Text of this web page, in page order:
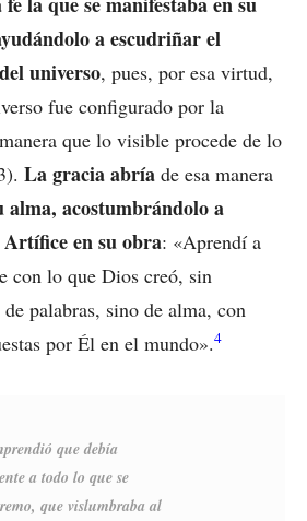
a escudriñar el
universo, pues, por esa virtud,
fue configurado por la
que lo visible procede de lo
La gracia abría de esa manera
alma, acostumbrándolo a
en su obra: «Aprendí a
con lo que Dios creó, sin
palabras, sino de alma, con
por Él en el mundo».4
que debía
a todo lo que se
que vislumbraba al